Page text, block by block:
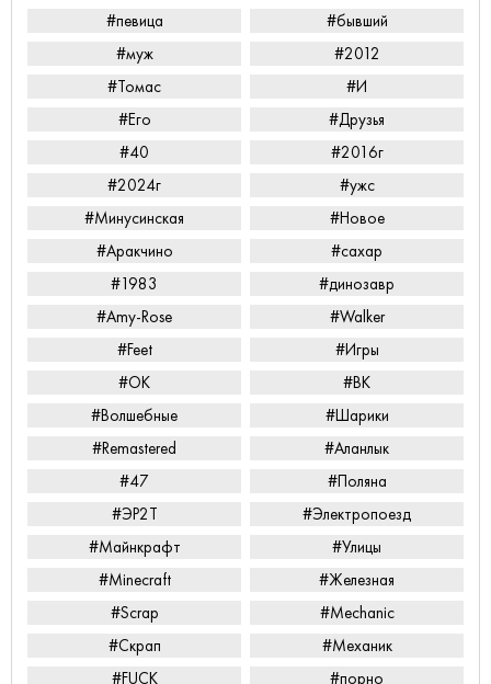
#певица
#бывший
#муж
#2012
#Томас
#И
#Его
#Друзья
#40
#2016г
#2024г
#ужс
#Минусинская
#Новое
#Аракчино
#сахар
#1983
#динозавр
#Amy-Rose
#Walker
#Feet
#Игры
#ОК
#ВК
#Волшебные
#Шарики
#Remastered
#Аланлык
#47
#Поляна
#ЭР2Т
#Электропоезд
#Майнкрафт
#Улицы
#Minecraft
#Железная
#Scrap
#Mechanic
#Скрап
#Механик
#FUCK
#порно